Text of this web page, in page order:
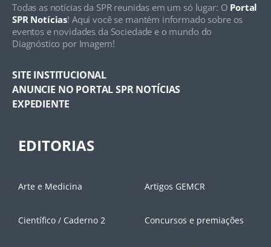
Todas as notícias da SPR reunidas em um só lugar: O Portal
SPR Notícias! Aqui você se mantém informado sobre os
eventos e novidades da Sociedade e o mundo do
Diagnóstico por Imagem!
SITE INSTITUCIONAL
ANUNCIE NO PORTAL SPR NOTÍCIAS
EXPEDIENTE
EDITORIAS
Arte e Medicina Artigos GEMCR
Científico / Caderno 2 Concursos e premiações